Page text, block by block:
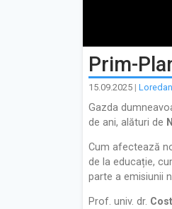
Prim-
15.09.2025 |
Gazda
de ani, alături de
Cum afectează
de la educație,
parte a emisiunii
Prof. univ. dr.